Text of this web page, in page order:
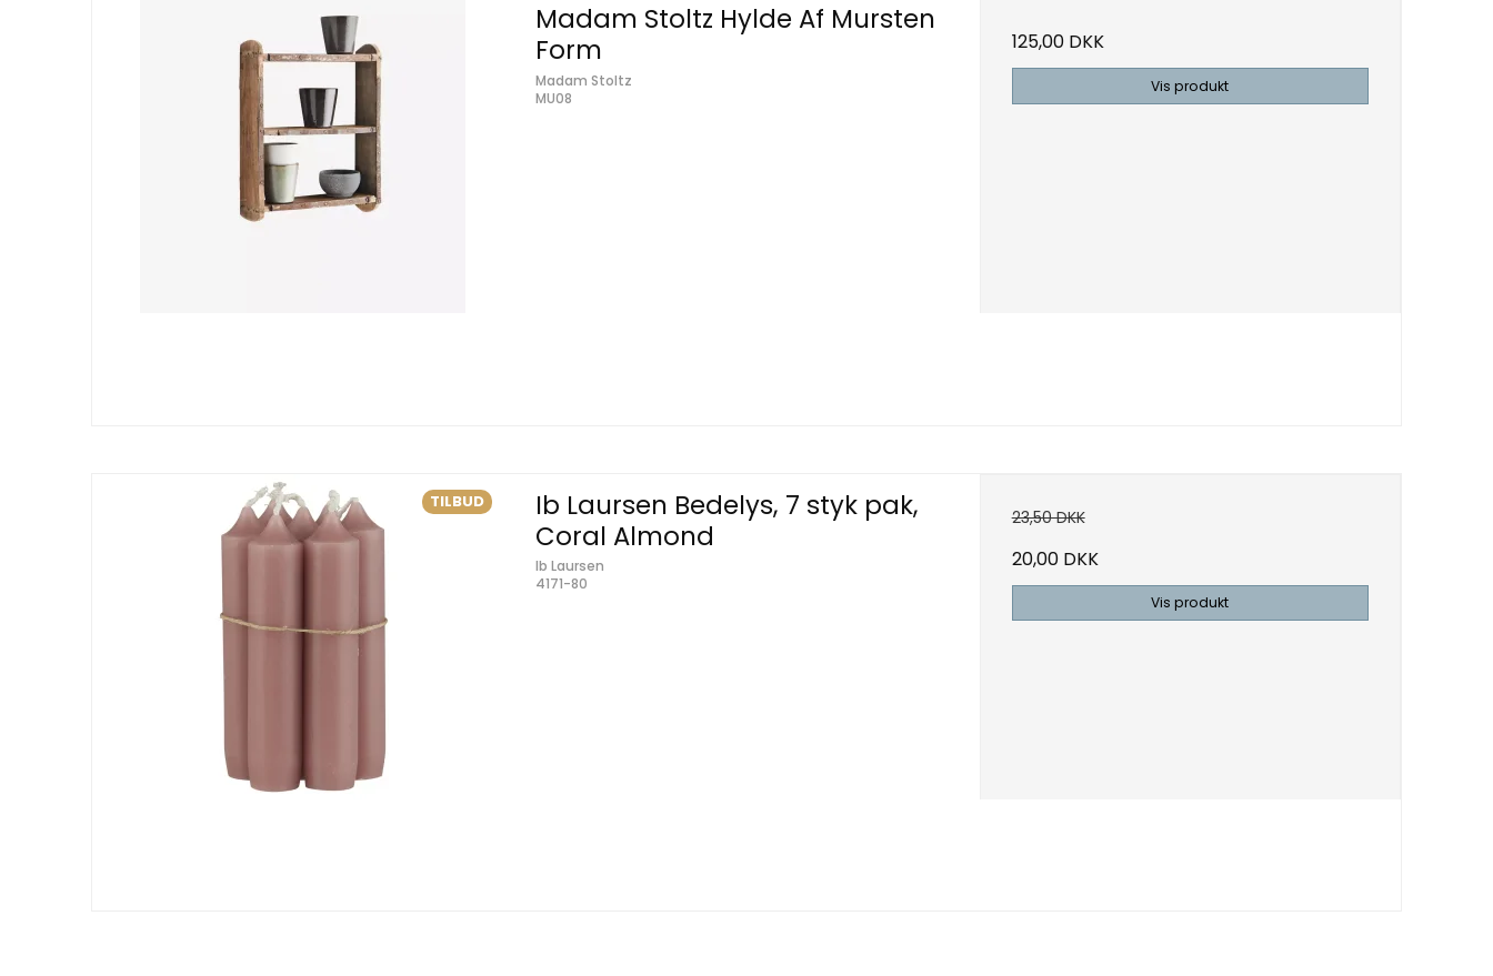
Madam Stoltz Hylde Af Mursten
Form
Madam Stoltz
MU08
125,00 DKK
Vis produkt
TILBUD
Ib Laursen Bedelys, 7 styk pak,
Coral Almond
Ib Laursen
4171-80
23,50 DKK
20,00 DKK
Vis produkt